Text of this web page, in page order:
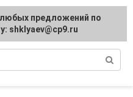
предложений по
shklyaev@cp9.ru